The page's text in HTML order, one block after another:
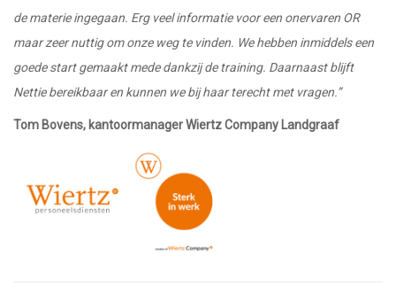
de materie ingegaan. Erg veel informatie voor een onervaren OR
maar zeer nuttig om onze weg te vinden. We hebben inmiddels een
goede start gemaakt mede dankzij de training. Daarnaast blijft
Nettie bereikbaar en kunnen we bij haar terecht met vragen.”
Tom Bovens, kantoormanager Wiertz Company Landgraaf